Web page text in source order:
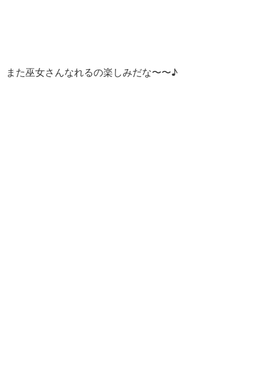
また巫女さんなれるの楽しみだな〜〜♪